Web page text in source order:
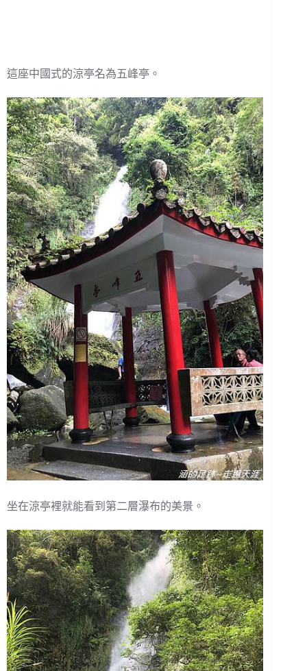
這座中國式的涼亭名為五峰亭。
坐在涼亭裡就能看到第二層瀑布的美景。